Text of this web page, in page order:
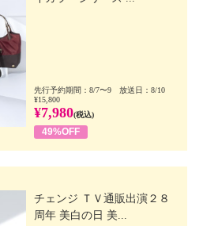
先行予約期間：8/7〜9 放送日：8/10
¥15,800
¥7,980(税込)
49%OFF
チェンジ ＴＶ通販出演２８
周年 美白の日 美...